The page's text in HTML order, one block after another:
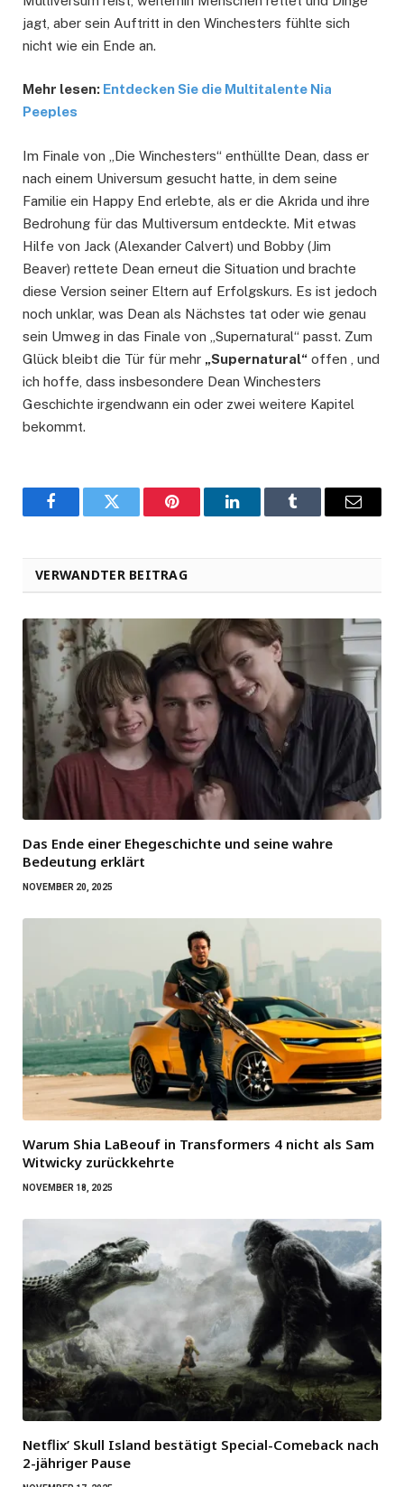
jagt, aber sein Auftritt in den Winchesters fühlte sich
nicht wie ein Ende an.
Mehr lesen: Entdecken Sie die Multitalente Nia
Peeples
Im Finale von „Die Winchesters“ enthüllte Dean, dass er
nach einem Universum gesucht hatte, in dem seine
Familie ein Happy End erlebte, als er die Akrida und ihre
Bedrohung für das Multiversum entdeckte. Mit etwas
Hilfe von Jack (Alexander Calvert) und Bobby (Jim
Beaver) rettete Dean erneut die Situation und brachte
diese Version seiner Eltern auf Erfolgskurs. Es ist jedoch
noch unklar, was Dean als Nächstes tat oder wie genau
sein Umweg in das Finale von „Supernatural“ passt. Zum
Glück bleibt die Tür für mehr „Supernatural“ offen , und
ich hoffe, dass insbesondere Dean Winchesters
Geschichte irgendwann ein oder zwei weitere Kapitel
bekommt.
FacebookTwitter Pinterest LinkedInTumblr Email
VERWANDTER BEITRAG
Das Ende einer Ehegeschichte und seine wahre
Bedeutung erklärt
NOVEMBER 20, 2025
Warum Shia LaBeouf in Transformers 4 nicht als Sam
Witwicky zurückkehrte
NOVEMBER 18, 2025
Netflix’ Skull Island bestätigt Special-Comeback nach
2-jähriger Pause